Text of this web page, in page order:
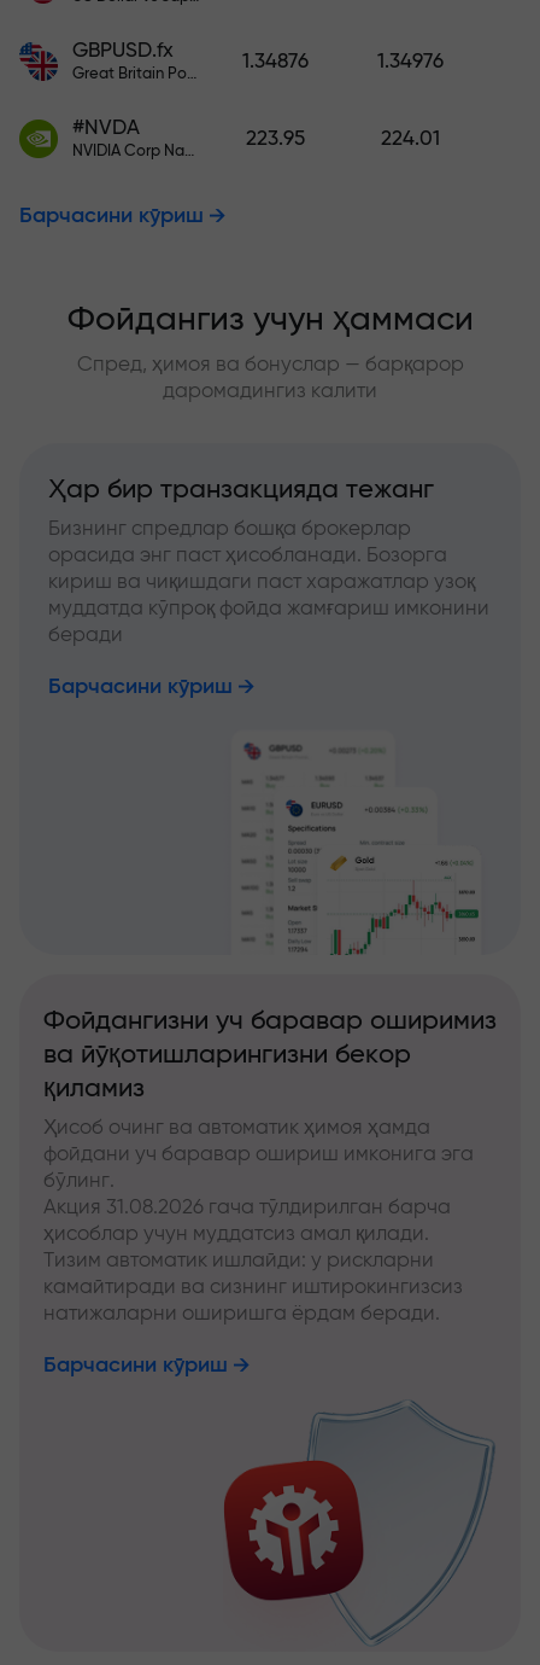
GBPUSD.fx
Great Britain Pound vs US Dollar
1.34876 1.34976
#NVDA
NVIDIA Corp Nasdaq Stock Exchange (Nasdaq) USD
223.95 224.01
Барчасини кўриш
Фойдангиз учун ҳаммаси
Спред, ҳимоя ва бонуслар — барқарор
даромадингиз калити
Ҳар бир транзакцияда тежанг
Бизнинг спредлар бошқа брокерлар
орасида энг паст ҳисобланади. Бозорга
кириш ва чиқишдаги паст харажатлар узоқ
муддатда кўпроқ фойда жамғариш имконини
беради
Барчасини кўриш
Фойдангизни уч баравар оширимиз
ва йўқотишларингизни бекор
қиламиз
Ҳисоб очинг ва автоматик ҳимоя ҳамда
фойдани уч баравар ошириш имконига эга
бўлинг.
Акция 31.08.2026 гача тўлдирилган барча
ҳисоблар учун муддатсиз амал қилади.
Тизим автоматик ишлайди: у рискларни
камайтиради ва сизнинг иштирокингизсиз
натижаларни оширишга ёрдам беради.
Барчасини кўриш